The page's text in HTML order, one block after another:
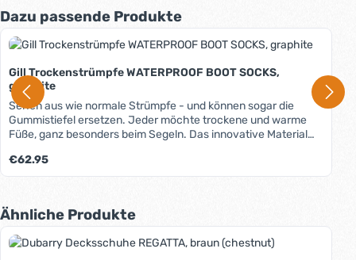
Produktgalerie überspringen
Dazu passende Produkte
Gill Trockenstrümpfe WATERPROOF BOOT SOCKS,
graphite
Sehen aus wie normale Strümpfe - und können sogar die
Gummistiefel ersetzen. Jeder möchte trockene und warme
Füße, ganz besonders beim Segeln. Das innovative Material
möglich, denn sie sind vollständig wasserdicht und verfügen
über eine hohe Atmungsaktivität. Eine Lage aus
feuchtigkeitsabsorbierendem Material sorgt für ein angenehm
trockenes Klima. Eine zusätzliche "normale" Socke als innere
Lage ist nicht nötig. In Kombination mit modernen
Segelschuhen können die Gill Waterproof Boot Socks sogar
Regulärer Preis:
€62.95
Produktgalerie überspringen
Ähnliche Produkte